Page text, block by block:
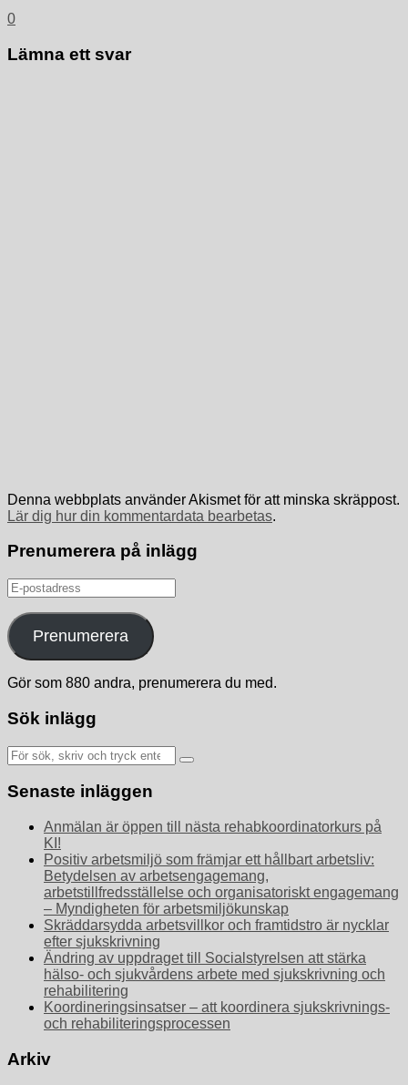
0
Lämna ett svar
Denna webbplats använder Akismet för att minska skräppost.
Lär dig hur din kommentardata bearbetas.
Prenumerera på inlägg
E-
postadress
Prenumerera
Gör som 880 andra, prenumerera du med.
Sök inlägg
Sök
efter:
Senaste inläggen
Anmälan är öppen till nästa rehabkoordinatorkurs på
KI!
Positiv arbetsmiljö som främjar ett hållbart arbetsliv:
Betydelsen av arbetsengagemang,
arbetstillfredsställelse och organisatoriskt engagemang
– Myndigheten för arbetsmiljökunskap
Skräddarsydda arbetsvillkor och framtidstro är nycklar
efter sjukskrivning
Ändring av uppdraget till Socialstyrelsen att stärka
hälso- och sjukvårdens arbete med sjukskrivning och
rehabilitering
Koordineringsinsatser – att koordinera sjukskrivnings-
och rehabiliteringsprocessen
Arkiv